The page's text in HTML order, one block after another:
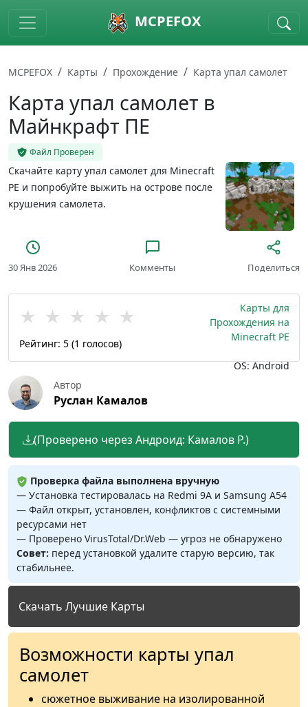
Skip to main content MCPEFOX
MCPEFOX Карты Прохождение Карта упал самолет
Карта упал самолет в
Майнкрафт ПЕ
Файл Проверен
Скачайте карту упал самолет для Minecraft
PE и попробуйте выжить на острове после
крушения самолета.
30 Янв 2026 Комменты Поделиться
★ ★ ★ ★ ★
Рейтинг: 5 (1 голосов)
Карты для
Прохождения на
Minecraft PE
OS: Android
Автор
Руслан Камалов
(Проверено через Андроид: Камалов Р.)
Проверка файла выполнена вручную
— Установка тестировалась на Redmi 9A и Samsung A54
— Файл открыт, установлен, конфликтов с системными
ресурсами нет
— Проверено VirusTotal/Dr.Web — угроз не обнаружено
Совет: перед установкой удалите старую версию, так
стабильнее.
Скачать Лучшие Карты
Возможности карты упал
самолет
сюжетное выживание на изолированной